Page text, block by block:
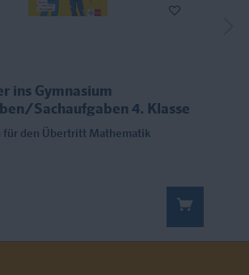
ins Gymnasium
Sachaufgaben 4. Klasse
für den Übertritt Mathematik